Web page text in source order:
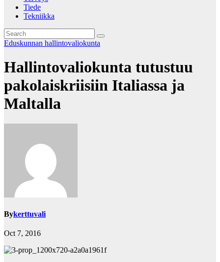
Tiede
Tekniikka
Eduskunnan hallintovaliokunta
Hallintovaliokunta tutustuu
pakolaiskriisiin Italiassa ja
Maltalla
Bykerttuvali
Oct 7, 2016